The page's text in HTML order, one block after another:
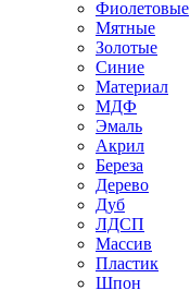
Фиолетовые
Мятные
Золотые
Синие
Материал
МДФ
Эмаль
Акрил
Береза
Дерево
Дуб
ЛДСП
Массив
Пластик
Шпон